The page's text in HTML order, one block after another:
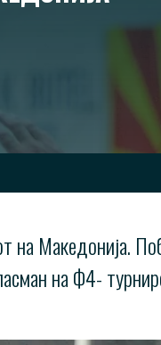
на Македонија.
на Ф4-